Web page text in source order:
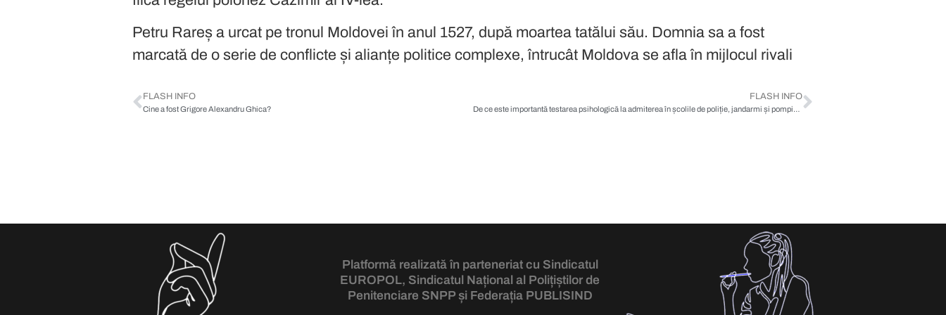
Petru Rareș a urcat pe tronul Moldovei în anul 1527, după moartea tatălui său. Domnia sa a fost
marcată de o serie de conflicte și alianțe politice complexe, întrucât Moldova se afla în mijlocul
Platformă realizată în parteneriat cu Sindicatul
EUROPOL, Sindicatul Național al Polițiștilor de
Penitenciare SNPPși Federația PUBLISIND